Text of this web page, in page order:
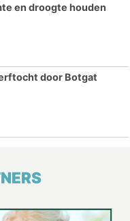
en droogte houden
door Botgat